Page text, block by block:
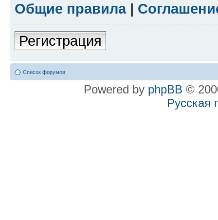
Общие правила|
Регистрация
Список форумов
Powered by phpBB ©
Русская